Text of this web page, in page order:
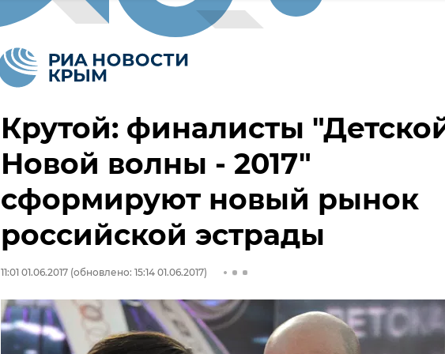
Крутой: финалисты
Новой волны - 2017"
сформируют новый рынок
российской эстрады
11:01 01.06.2017 (обновлено: 15:14 01.06.2017)